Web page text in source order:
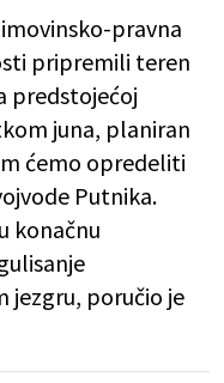
pravna
pripremili teren
predstojećoj
juna, planiran
ćemo opredeliti
Putnika.
konačnu
jezgru, poručio je